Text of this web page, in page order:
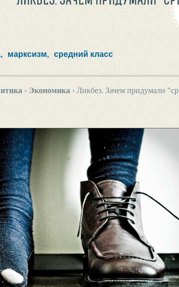
марксизм, средний класс
› Экономика › Ликбез. Зачем придумали